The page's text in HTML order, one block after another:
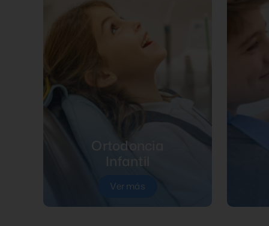
Ortodoncia
Infantil
Ver más